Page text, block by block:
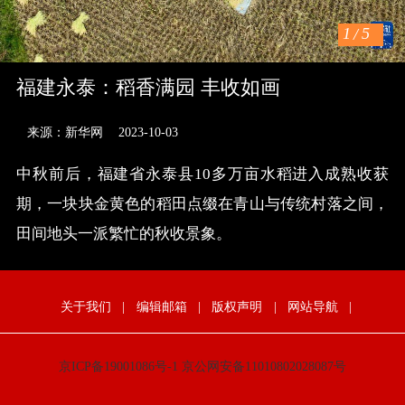
1 /5
福建永泰：稻香满园 丰收如画
来源：新华网 2023-10-03
中秋前后，福建省永泰县10多万亩水稻进入成熟收获
期，一块块金黄色的稻田点缀在青山与传统村落之间，
田间地头一派繁忙的秋收景象。
关于我们 | 编辑邮箱 | 版权声明 | 网站导航 |
京ICP备19001086号-1 京公网安备11010802028087号